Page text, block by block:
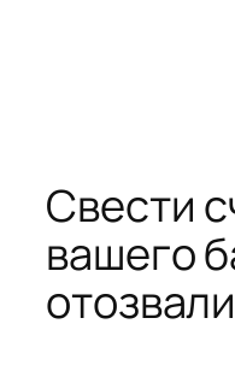
Свести
вашего